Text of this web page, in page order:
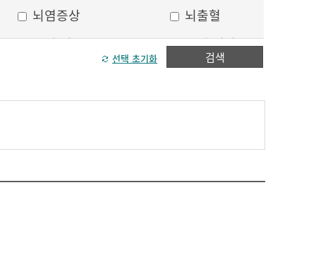
뇌염증상
뇌출혈
두피 건조
두피 열상
모발이 거침
방향감각 상실
볼, 눈주위 움푹 꺼짐
얼굴 중심선이 안맞음
얼굴 한쪽의 반점
검색
선택 초기화